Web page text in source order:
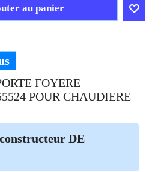
au panier
FOYERE
POUR CHAUDIERE
DE